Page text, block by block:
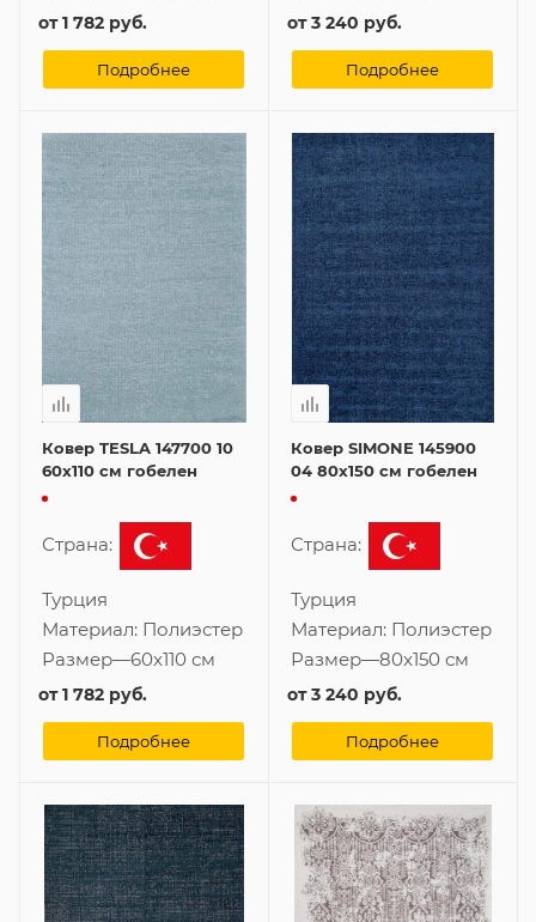
от1 782 руб.
Подробнее
от3 240 руб.
Подробнее
Ковер TESLA 147700 10
60x110 см гобелен
Страна:
Турция
Материал: Полиэстер
Размер—60x110 см
от1 782 руб.
Подробнее
Ковер SIMONE 145900
04 80x150 см гобелен
Страна:
Турция
Материал: Полиэстер
Размер—80x150 см
от3 240 руб.
Подробнее